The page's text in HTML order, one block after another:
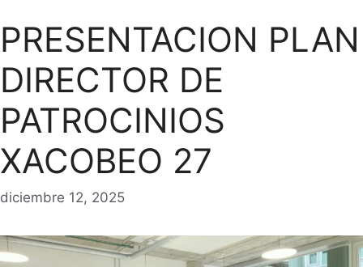
PRESENTACION PLAN
DIRECTOR DE
PATROCINIOS
XACOBEO 27
diciembre 12, 2025